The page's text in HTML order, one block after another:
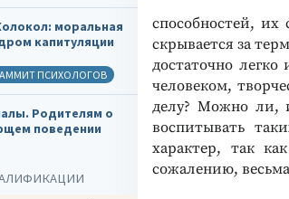
способностей,
скрывается за
достаточно
человеком,
делу? Можно ли,
воспитывать
характер, так
сожалению,
моральная
капитуляции
ПСИХОЛОГОВ
Родителям о
поведении